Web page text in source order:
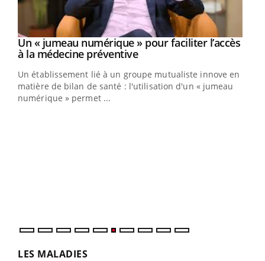
Youtube
Un « jumeau numérique » pour faciliter l’accès
à la médecine préventiveYoutube
Un établissement lié à un groupe mutualiste innove en
matière de bilan de santé : l'utilisation d'un « jumeau
numérique » permet ...
LES MALADIES